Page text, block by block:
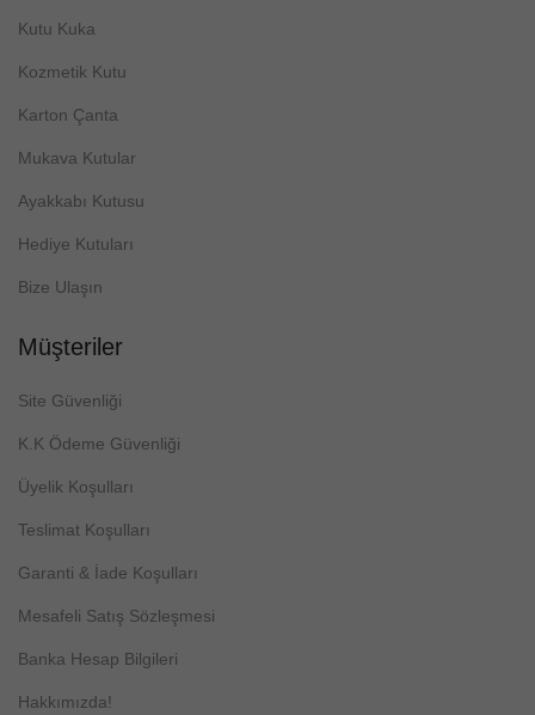
Kutu Kuka
Kozmetik Kutu
Karton Çanta
Mukava Kutular
Ayakkabı Kutusu
Hediye Kutuları
Bize Ulaşın
Müşteriler
Site Güvenliği
K.K Ödeme Güvenliği
Üyelik Koşulları
Teslimat Koşulları
Garanti & İade Koşulları
Mesafeli Satış Sözleşmesi
Banka Hesap Bilgileri
Hakkımızda!